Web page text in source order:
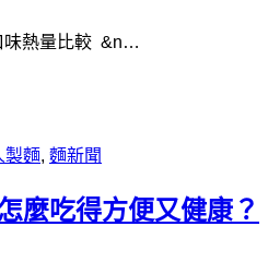
味熱量比較 &n…
製麵, 麵新聞
麼吃得方便又健康？